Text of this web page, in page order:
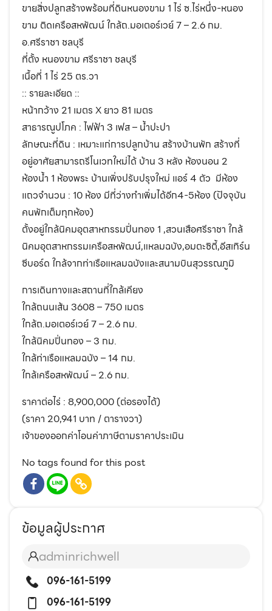
ขายสิ่งปลูกสร้างพร้อมที่ดินหนองขาม 1 ไร่ ซ.ไร่หนึ่ง-หนอง
ขาม ติดเครือสหพัฒน์ ใกล้ถ.มอเตอร์เวย์ 7 – 2.6 กม.
อ.ศรีราชา ชลบุรี
ที่ตั้ง หนองขาม ศรีราชา ชลบุรี
เนื้อที่ 1 ไร่ 25 ตร.วา
:: รายละเอียด ::
หน้ากว้าง 21 เมตร X ยาว 81 เมตร
สาธารณูปโภค : ไฟฟ้า 3 เฟส – น้ำปะปา
ลักษณะที่ดิน : เหมาะแก่การปลูกบ้าน สร้างบ้านพัก สร้างที่
อยู่อาศัยสามารถรีโนเวทใหม่ได้ บ้าน 3 หลัง ห้องนอน 2
ห้องน้ำ 1 ห้องพระ บ้านเพิ่งปรับปรุงใหม่ แอร์ 4 ตัว ️ มีห้อง
แถวจำนวน : 10 ห้อง มีที่ว่างทำเพิ่มได้อีก4-5ห้อง (ปัจจุบัน
คนพักเต็มทุกห้อง)
ตั้งอยู่ใกล้นิคมอุตสาหกรรมปิ่นทอง 1 ,สวนเสือศรีราชา ใกล้
นิคมอุตสาหกรรมเครือสหพัฒน์,แหลมฉบัง,อมตะซิตี้,อีสเทิร์น
ซีบอร์ด ใกล้จากท่าเรือแหลมฉบังและสนามบินสุวรรณภูมิ
การเดินทางและสถานที่ใกล้เคียง
ใกล้ถนนเส้น 3608 – 750 เมตร
ใกล้ถ.มอเตอร์เวย์ 7 – 2.6 กม.
ใกล้นิคมปิ่นทอง – 3 กม.
ใกล้ท่าเรือแหลมฉบัง – 14 กม.
ใกล้เครือสหพัฒน์ – 2.6 กม.
ราคาต่อไร่ : 8,900,000 (ต่อรองได้)
(ราคา 20,941 บาท / ตารางวา)
เจ้าของออกค่าโอนค่าภาษีตามราคาประเมิน
No tags found for this post
ข้อมูลผู้ประกาศ
adminrichwell
096-161-5199
096-161-5199